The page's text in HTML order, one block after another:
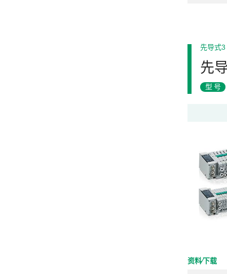
先导式
先
型号
资料⁄下载